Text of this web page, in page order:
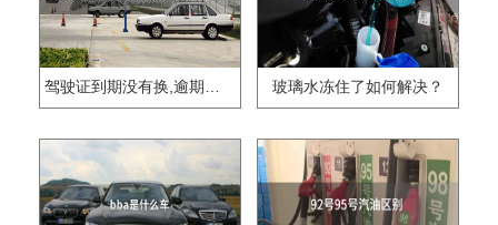
驾驶证到期没有换,逾期怎么办?? 玻璃水冻住了如何解决？